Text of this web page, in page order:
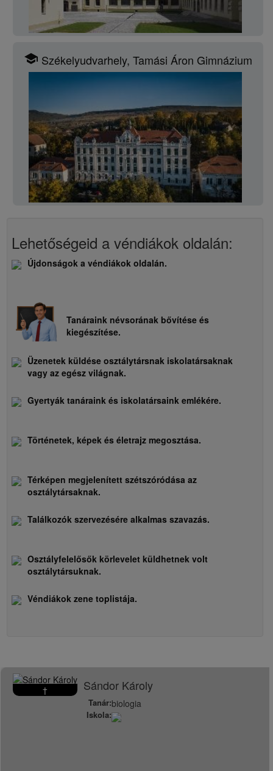
school Székelyudvarhely, Tamási Áron Gimnázium
Lehetőségeid a véndiákok oldalán:
Újdonságok a véndiákok oldalán.
Tanáraink névsorának bővítése és
kiegészítése.
Üzenetek küldése osztálytársnak iskolatársaknak
vagy az egész világnak.
Gyertyák tanáraink és iskolatársaink emlékére.
Történetek, képek és életrajz megosztása.
Térképen megjelenített szétszóródása az
osztálytársaknak.
Találkozók szervezésére alkalmas szavazás.
Osztályfelelősők körlevelet küldhetnek volt
osztálytársuknak.
Véndiákok zene toplistája.
† Sándor Károly
Tanár:biologia
Iskola: